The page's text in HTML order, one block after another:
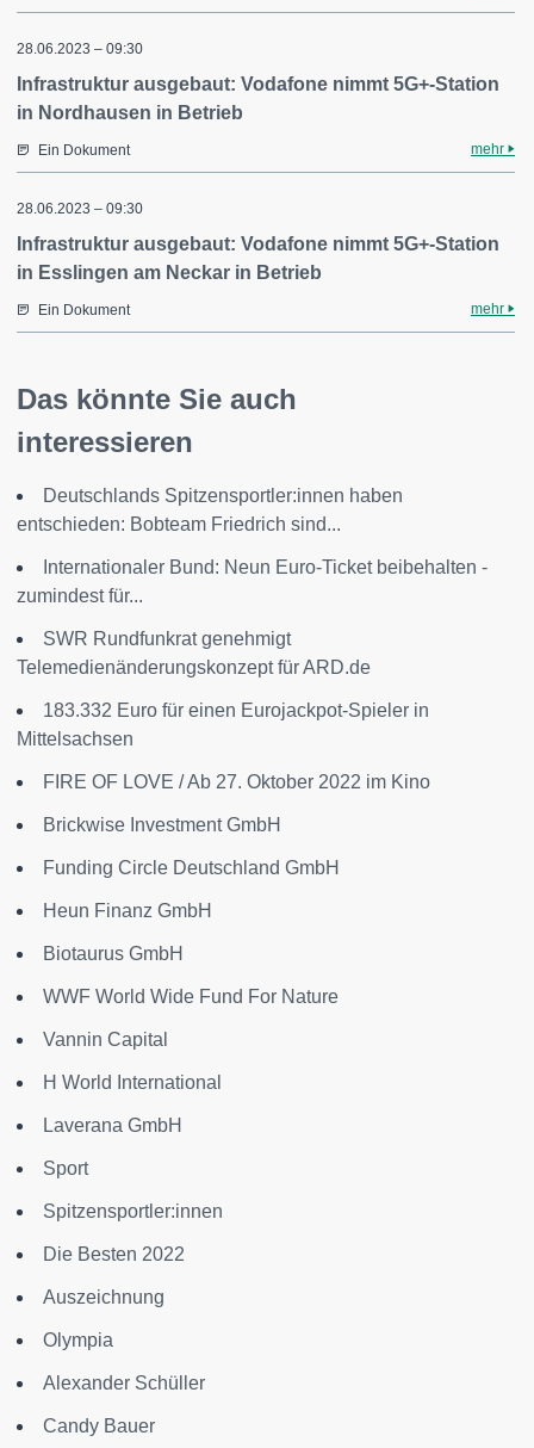
28.06.2023 – 09:30
Infrastruktur ausgebaut: Vodafone nimmt 5G+-Station
in Nordhausen in Betrieb
Ein Dokument mehr
28.06.2023 – 09:30
Infrastruktur ausgebaut: Vodafone nimmt 5G+-Station
in Esslingen am Neckar in Betrieb
Ein Dokument mehr
Das könnte Sie auch
interessieren
Deutschlands Spitzensportler:innen haben
entschieden: Bobteam Friedrich sind...
Internationaler Bund: Neun Euro-Ticket beibehalten -
zumindest für...
SWR Rundfunkrat genehmigt
Telemedienänderungskonzept für ARD.de
183.332 Euro für einen Eurojackpot-Spieler in
Mittelsachsen
FIRE OF LOVE / Ab 27. Oktober 2022 im Kino
Brickwise Investment GmbH
Funding Circle Deutschland GmbH
Heun Finanz GmbH
Biotaurus GmbH
WWF World Wide Fund For Nature
Vannin Capital
H World International
Laverana GmbH
Sport
Spitzensportler:innen
Die Besten 2022
Auszeichnung
Olympia
Alexander Schüller
Candy Bauer